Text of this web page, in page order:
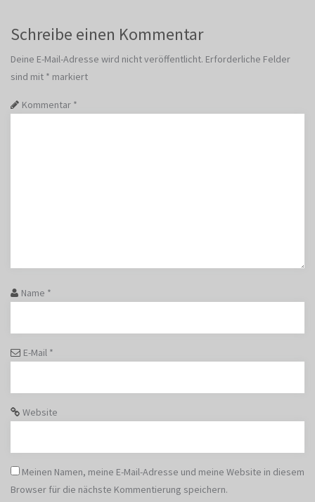
Schreibe einen Kommentar
Deine E-Mail-Adresse wird nicht veröffentlicht. Erforderliche Felder
sind mit * markiert
Kommentar *
Name *
E-Mail *
Website
Meinen Namen, meine E-Mail-Adresse und meine Website in diesem
Browser für die nächste Kommentierung speichern.